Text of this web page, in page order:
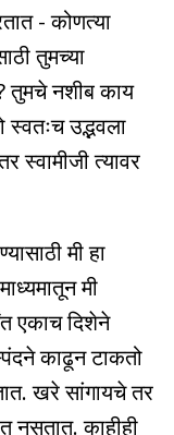
- कोणत्या
तुमच्या
तुमचे नशीब काय
स्वतःच उद्भवला
स्वामीजी त्यावर
मी हा
मी
एकाच दिशेने
काढून टाकतो
खरे सांगायचे तर
नसतात. काहीही